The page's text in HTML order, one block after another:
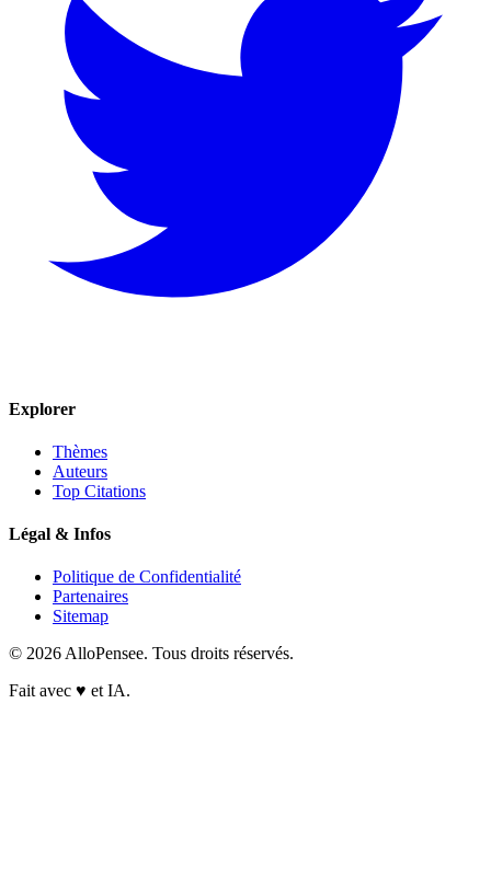
Explorer
Thèmes
Auteurs
Top Citations
Légal & Infos
Politique de Confidentialité
Partenaires
Sitemap
© 2026 AlloPensee. Tous droits réservés.
Fait avec ♥ et IA.